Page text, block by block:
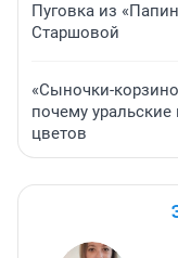
Пуговка из
Старшовой
«Сыночки-
почему
цветов